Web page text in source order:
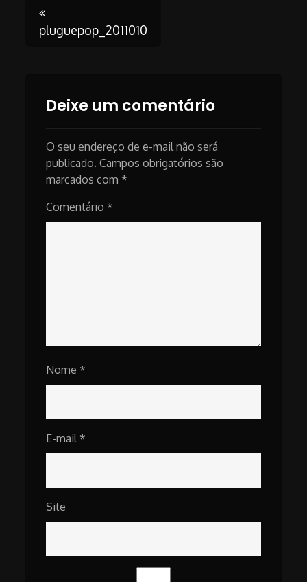
Post
pluguepop_2011010
Deixe um comentário
O seu endereço de e-mail não será
publicado. Campos obrigatórios são
marcados com *
Comentário *
Nome *
E-mail *
Site